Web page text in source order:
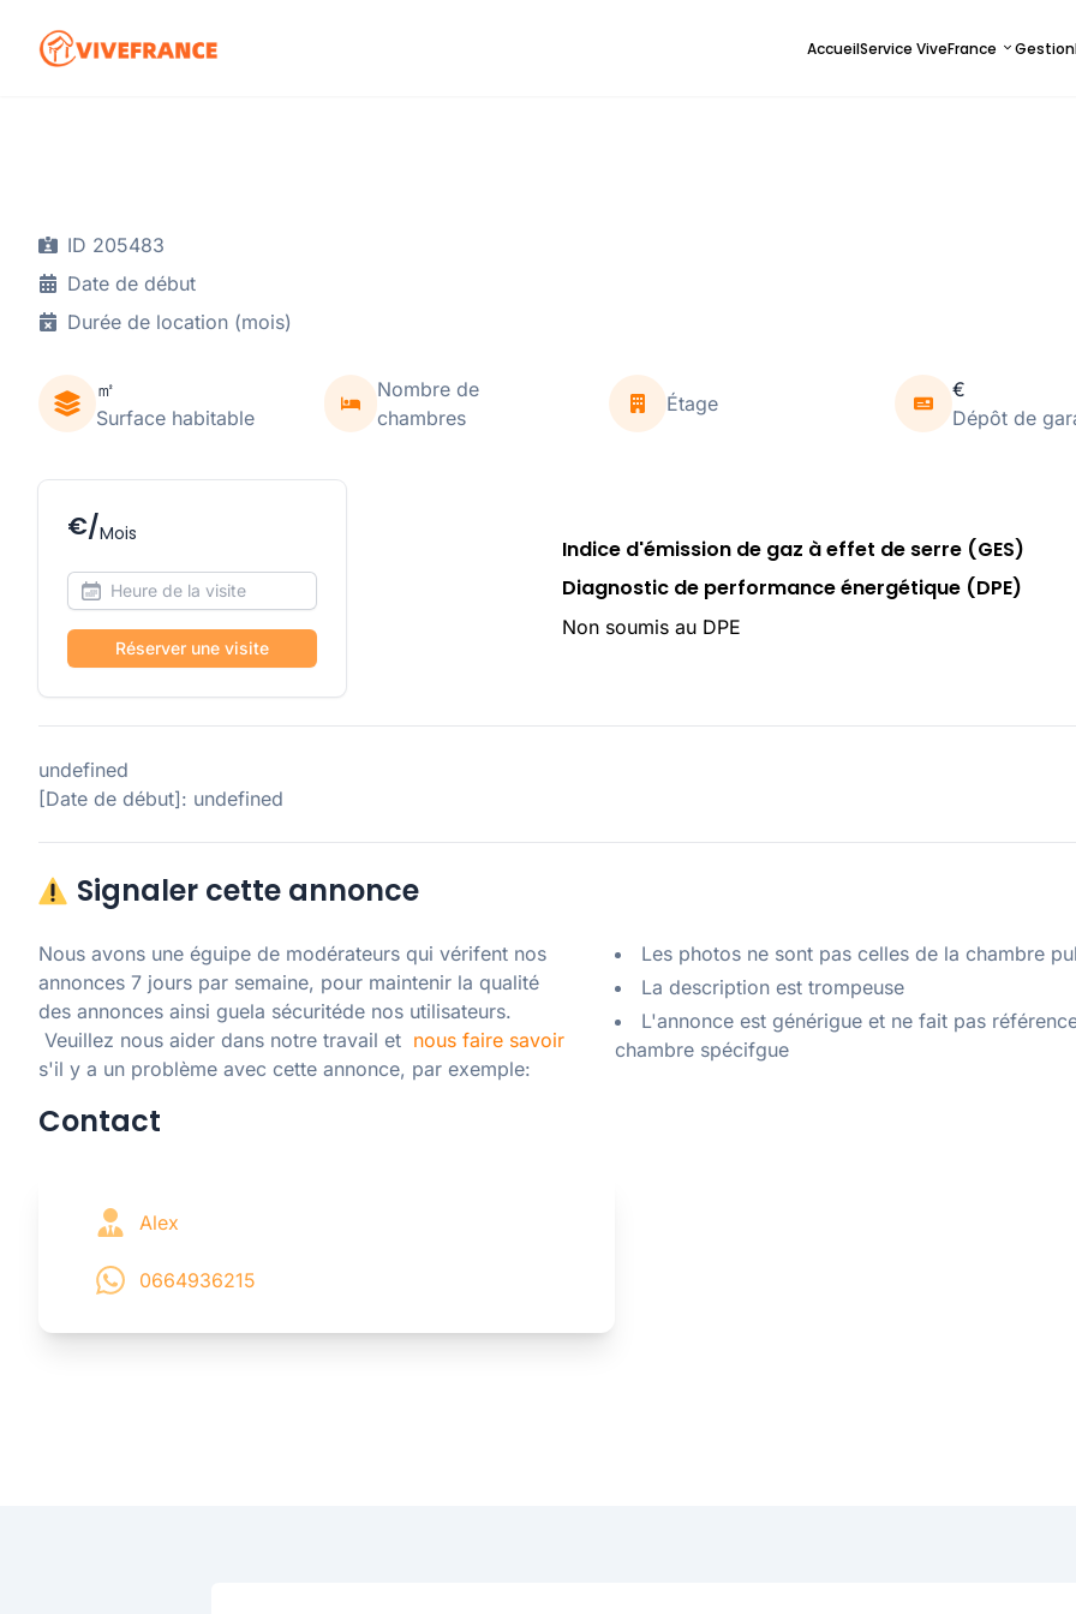
AccueilService ViveFrance Gestion
ID 205483
Date de début
Durée de location (mois)
㎡
Surface habitable
Nombre de
chambres
Étage
€
Dépôt de
€/Mois
Réserver une visite
Indice d'émission de gaz à effet de serre (GES)
Diagnostic de performance énergétique (DPE)
Non soumis au DPE
undefined
[Date de début]: undefined
Signaler cette annonce
Nous avons une éguipe de modérateurs qui vérifent nos
annonces 7 jours par semaine, pour maintenir la qualité
des annonces ainsi guela sécuritéde nos utilisateurs.
Veuillez nous aider dans notre travail et nous faire savoir
s'il y a un problème avec cette annonce, par exemple:
Les photos ne sont pas celles de la chambre
La description est trompeuse
L'annonce est générigue et ne fait pas
chambre spécifgue
Contact
Alex
0664936215